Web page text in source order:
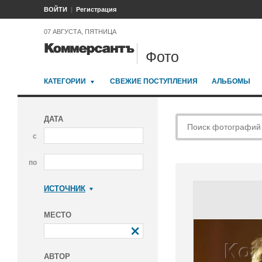
ВОЙТИ Регистрация
07 АВГУСТА, ПЯТНИЦА
Фото
КАТЕГОРИИ СВЕЖИЕ ПОСТУПЛЕНИЯ АЛЬБОМЫ
ДАТА
с
по
ИСТОЧНИК
МЕСТО
АВТОР